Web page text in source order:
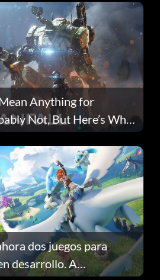
Anything for
Not, But Here’s Why
dos juegos para
desarrollo. A